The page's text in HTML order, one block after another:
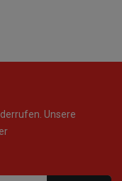
Unsere